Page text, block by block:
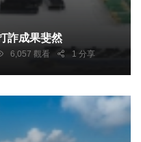
詐成果斐然
6,057 觀看 1 分享